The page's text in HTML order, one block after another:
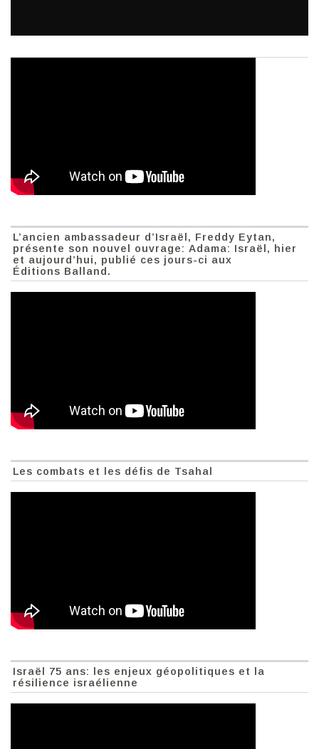
L’ancien ambassadeur d’Israël, Freddy Eytan,
présente son nouvel ouvrage: Adama: Israël, hier
et aujourd’hui, publié ces jours-ci aux
Éditions Balland.
Les combats et les défis de Tsahal
Israël 75 ans: les enjeux géopolitiques et la
résilience israélienne